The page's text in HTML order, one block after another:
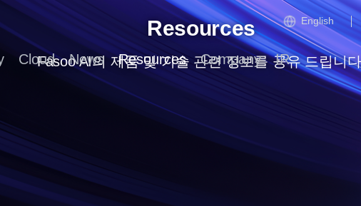
English
Cloud News Resources Company IR
Resources
Fasoo AI의 제품 및 기술 관련 정보를 공유 드립니